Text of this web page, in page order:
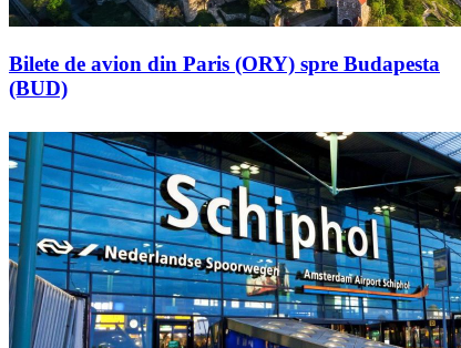
Bilete de avion din Paris (ORY) spre Budapesta
(BUD)